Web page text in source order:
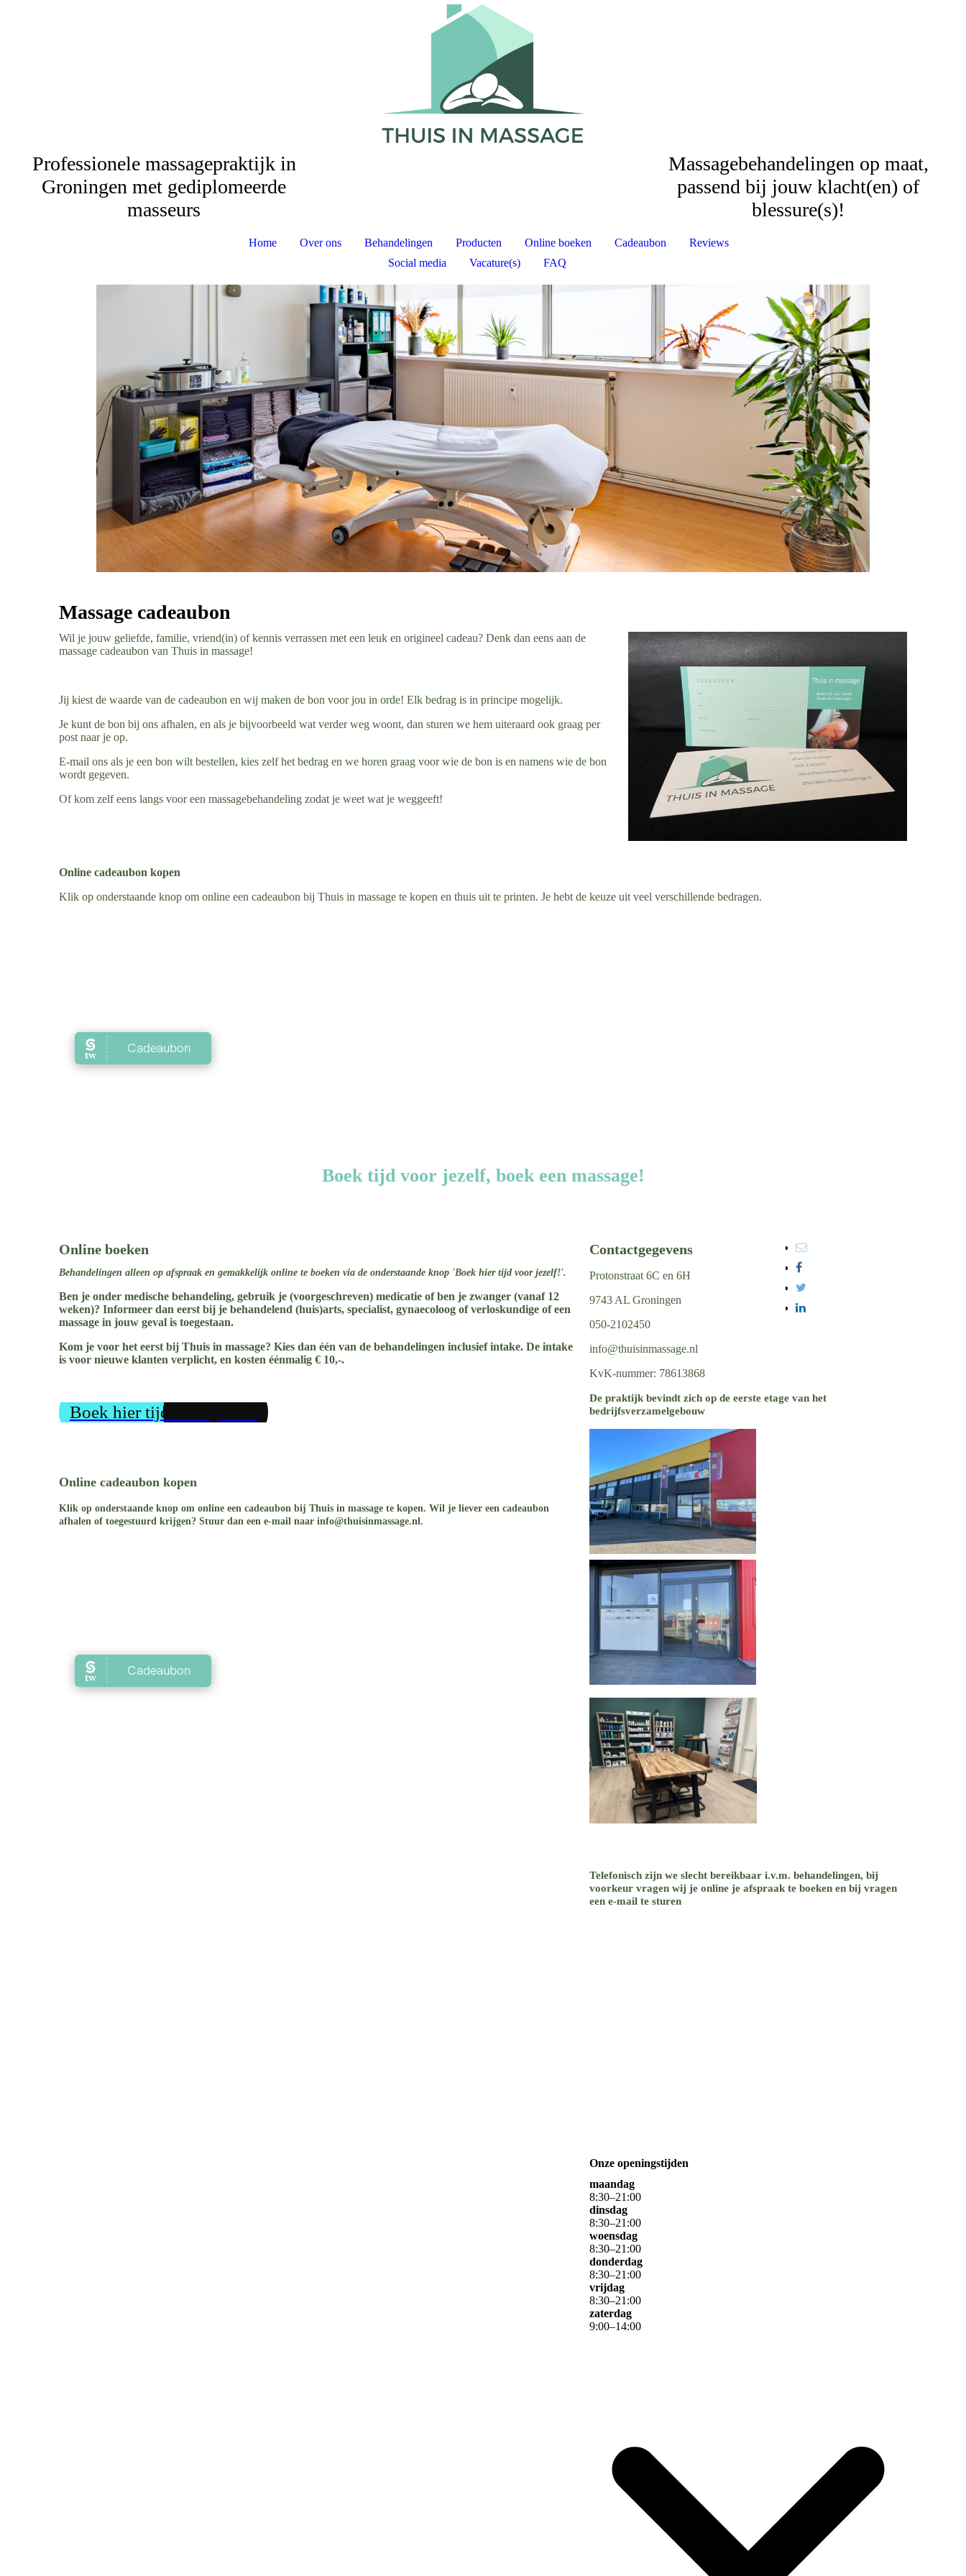
Professionele massagepraktijk in
Groningen met gediplomeerde
masseurs
Massagebehandelingen op maat,
passend bij jouw klacht(en) of
blessure(s)!
Home Over ons Behandelingen Producten Online boeken Cadeaubon
Reviews
Social media
Vacature(s) FAQ
Massage cadeaubon
Wil je jouw geliefde, familie, vriend(in) of kennis verrassen met een leuk en origineel cadeau? Denk dan eens aan de
massage cadeaubon van Thuis in massage!
Jij kiest de waarde van de cadeaubon en wij maken de bon voor jou in orde! Elk bedrag is in principe mogelijk.
Je kunt de bon bij ons afhalen, en als je bijvoorbeeld wat verder weg woont, dan sturen we hem uiteraard ook graag per
post naar je op.
E-mail ons als je een bon wilt bestellen, kies zelf het bedrag en we horen graag voor wie de bon is en namens wie de bon
wordt gegeven.
Of kom zelf eens langs voor een massagebehandeling zodat je weet wat je weggeeft!
Online cadeaubon kopen
Klik op onderstaande knop om online een cadeaubon bij Thuis in massage te kopen en thuis uit te printen. Je hebt de keuze uit veel verschillende bedragen.
Boek tijd voor jezelf, boek een massage!
Online boeken
Behandelingen alleen op afspraak en gemakkelijk online te boeken via de onderstaande knop 'Boek hier tijd voor jezelf!'.
Ben je onder medische behandeling, gebruik je (voorgeschreven) medicatie of ben je zwanger (vanaf 12
weken)? Informeer dan eerst bij je behandelend (huis)arts, specialist, gynaecoloog of verloskundige of een
massage in jouw geval is toegestaan.
Kom je voor het eerst bij Thuis in massage? Kies dan één van de behandelingen inclusief intake. De intake
is voor nieuwe klanten verplicht, en kosten éénmalig € 10,-.
Boek hier tijd voor jezelf!
Online cadeaubon kopen
Klik op onderstaande knop om online een cadeaubon bij Thuis in massage te kopen. Wil je liever een cadeaubon
afhalen of toegestuurd krijgen? Stuur dan een e-mail naar info@thuisinmassage.nl.
Contactgegevens
Protonstraat 6C en 6H
9743 AL Groningen
050-2102450
info@thuisinmassage.nl
KvK-nummer: 78613868
De praktijk bevindt zich op de eerste etage van het
bedrijfsverzamelgebouw
Telefonisch zijn we slecht bereikbaar i.v.m. behandelingen, bij
voorkeur vragen wij je online je afspraak te boeken en bij vragen
een e-mail te sturen
Onze openingstijden
maandag
8:30–21 :00
dinsdag
8:30–21 :00
woensdag
8:30–21 :00
donderdag
8:30–21 :00
vrijdag
8:30–21 :00
zaterdag
9:00–14:00